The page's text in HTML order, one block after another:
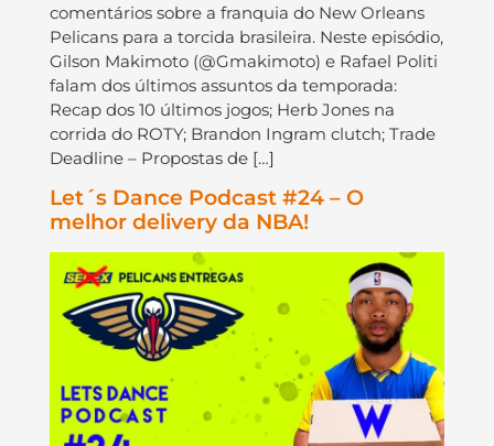
comentários sobre a franquia do New Orleans
Pelicans para a torcida brasileira. Neste episódio,
Gilson Makimoto (@Gmakimoto) e Rafael Politi
falam dos últimos assuntos da temporada:
Recap dos 10 últimos jogos; Herb Jones na
corrida do ROTY; Brandon Ingram clutch; Trade
Deadline – Propostas de […]
Let´s Dance Podcast #24 – O
melhor delivery da NBA!